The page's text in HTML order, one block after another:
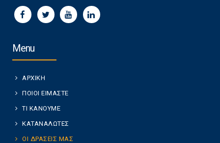
Menu
ΑΡΧΙΚΗ
ΠΟΙΟΙ ΕΙΜΑΣΤΕ
ΤΙ ΚΑΝΟΥΜΕ
ΚΑΤΑΝΑΛΩΤΕΣ
ΟΙ ΔΡΑΣΕΙΣ ΜΑΣ